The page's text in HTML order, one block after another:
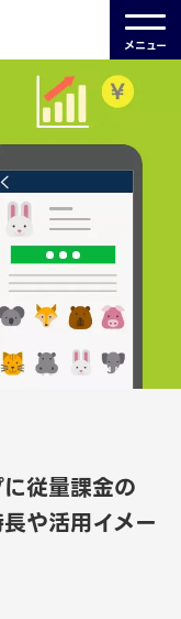
メニュー
従量課金の
や活用イメー